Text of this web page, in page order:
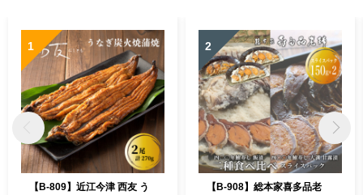
1
【B-809】近江今津 西友 う
2
【B-908】総本家喜多品老